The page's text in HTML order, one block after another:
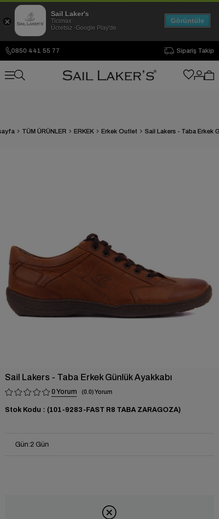
0850 441 55 77 Sipariş Takip
TÜM ÜRÜNLER ERKEK Erkek Outlet
Sail Lakers - Taba Erkek Günlük Ayakkabı
0 0.0
Stok Kodu (101-9283-FAST R8 TABA ZARAGOZA)
Gün:2 Gün
Sail Laker's
Ticimax
Ücretsiz -Google Play'de
Görüntüle